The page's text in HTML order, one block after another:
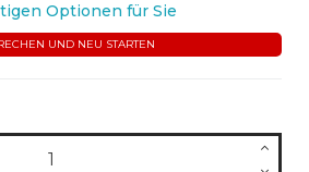
Optionen für Sie
UND NEU STARTEN